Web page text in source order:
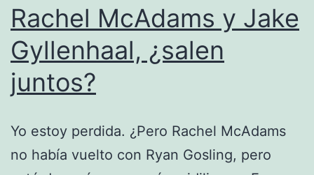
Rachel McAdams y Jake
Gyllenhaal, ¿salen
juntos?
Yo estoy perdida. ¿Pero Rachel McAdams
no había vuelto con Ryan Gosling, pero